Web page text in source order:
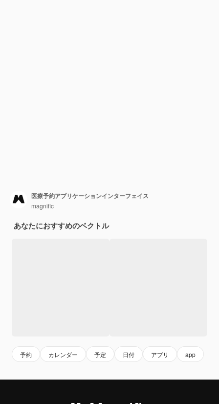
医療予約アプリケーションインターフェイス
magnific
あなたにおすすめのベクトル
予約 カレンダー 予定 日付 アプリ app